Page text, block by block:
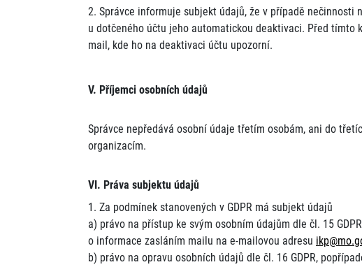
2. Správce informuje subjekt údajů, že v případě nečinnosti
u dotčeného účtu jeho automatickou deaktivaci. Před
mail, kde ho na deaktivaci účtu upozorní.
V. Příjemci osobních údajů
Správce nepředává osobní údaje třetím osobám, ani do
organizacím.
VI. Práva subjektu údajů
1. Za podmínek stanovených v GDPR má subjekt údajů
a) právo na přístup ke svým osobním údajům dle čl. 15
o informace zasláním mailu na e-mailovou adresu
b) právo na opravu osobních údajů dle čl. 16 GDPR,